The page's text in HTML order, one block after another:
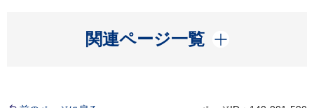
関連ページ一覧
開く